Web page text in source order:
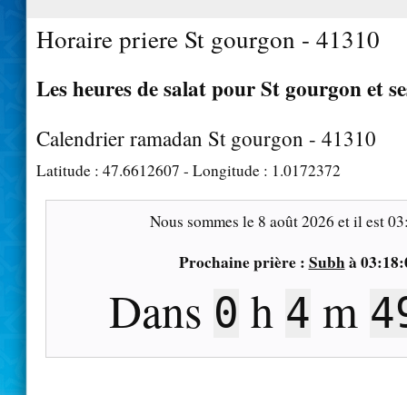
Horaire priere St gourgon - 41310
Les heures de salat pour St gourgon et
Calendrier ramadan St gourgon - 41310
Latitude : 47.6612607 - Longitude : 1.0172372
Nous sommes le 8 août 2026 et il est
Prochaine prière : Subhà
Dans 0 h 4 m